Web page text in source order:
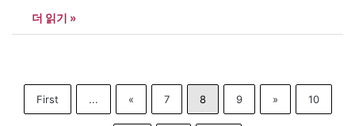
전날보다 9.8원 오른 1500.8원에 마감됐다. 중동 전쟁 여파로 미국
물가 지표가 예상보다 높게 나오면서 인플레이션 우려가 커졌고, 이
더 읽기 »
First ... « 7 8 9 » 10